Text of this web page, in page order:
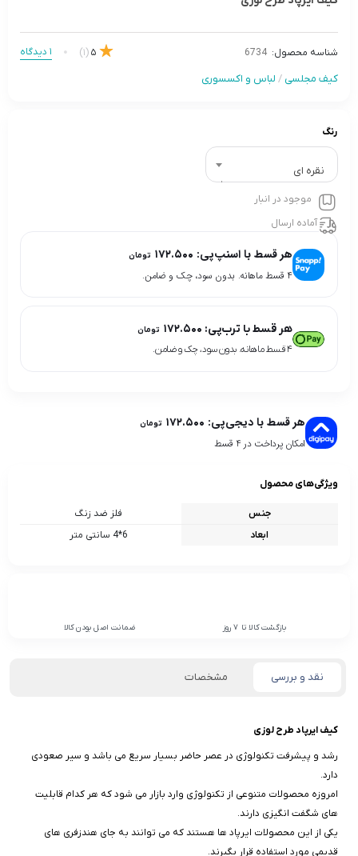
شناسه محصول: 6734
5
(1) 1 دیدگاه
کیف مجلسی / لباس و اکسسوری
رنگ
نقره ای
موجود در انبار
آماده ارسال
هر قسط با اسنپ‌پی: ۱۷۲.۵۰۰ تومان
۴ قسط ماهانه. بدون سود، چک و ضامن.
هر قسط با ترب‌پی: ۱۷۲.۵۰۰ تومان
۴ قسط ماهانه. بدون سود، چک و ضامن.
هر قسط با دیجی‌پی: ۱۷۲.۵۰۰ تومان
امکان پرداخت در 4 قسط
ویژگی‌های محصول
جنس
فلز ضد زنگ
ابعاد
6*4 سانتی متر
بازگشت کالا تا 7 روز ضمانت اصل بودن کالا
نقد و بررسی مشخصات
کیف ایرپاد طرح لوزی
رشد و پیشرفت تکنولوژی در عصر حاضر بسیار سریع می باشد و سیر صعودی
دارد.
امروزه محصولات متنوعی از تکنولوژی وارد بازار می شود که هر کدام قابلیت
های شگفت انگیزی دارند.
یکی از این محصولات ایرپاد ها هستند که می توانند به جای هندزفری های
قدیمی مورد استفاده قرار بگیرند.